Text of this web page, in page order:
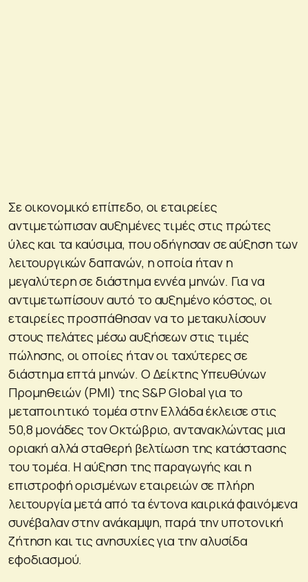
Σε οικονομικό επίπεδο, οι εταιρείες
αντιμετώπισαν αυξημένες τιμές στις πρώτες
ύλες και τα καύσιμα, που οδήγησαν σε αύξηση των
λειτουργικών δαπανών, η οποία ήταν η
μεγαλύτερη σε διάστημα εννέα μηνών. Για να
αντιμετωπίσουν αυτό το αυξημένο κόστος, οι
εταιρείες προσπάθησαν να το μετακυλίσουν
στους πελάτες μέσω αυξήσεων στις τιμές
πώλησης, οι οποίες ήταν οι ταχύτερες σε
διάστημα επτά μηνών. Ο Δείκτης Υπευθύνων
Προμηθειών (PMI) της S&P Global για το
μεταποιητικό τομέα στην Ελλάδα έκλεισε στις
50,8 μονάδες τον Οκτώβριο, αντανακλώντας μια
οριακή αλλά σταθερή βελτίωση της κατάστασης
του τομέα. Η αύξηση της παραγωγής και η
επιστροφή ορισμένων εταιρειών σε πλήρη
λειτουργία μετά από τα έντονα καιρικά φαινόμενα
συνέβαλαν στην ανάκαμψη, παρά την υποτονική
ζήτηση και τις ανησυχίες για την αλυσίδα
εφοδιασμού.